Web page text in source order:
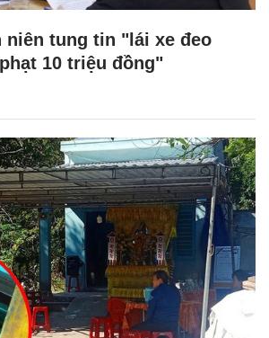
niên tung tin "lái xe đeo
10 triệu đồng"